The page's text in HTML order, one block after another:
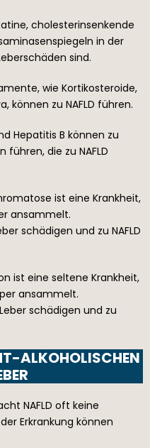
cholesterinsenkende
in der
sind.
wie Kortikosteroide,
können zu NAFLD führen.
Hepatitis B können zu
die zu NAFLD
ist eine Krankheit,
ansammelt.
schädigen und zu NAFLD
ist eine seltene Krankheit,
ansammelt.
schädigen und zu
ALKOHOLISCHEN
NAFLD oft keine
Erkrankung können